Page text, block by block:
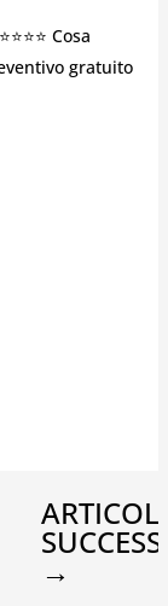
Cosa
gratuito
→